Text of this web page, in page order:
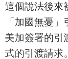
這個說法後來
「加國無憂
美加簽署的引
式的引渡請求